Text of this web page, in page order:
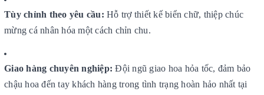
Tùy chỉnh theo yêu cầu: Hỗ trợ thiết kế biển chữ, thiệp chúc
mừng cá nhân hóa một cách chỉn chu.
Giao hàng chuyên nghiệp: Đội ngũ giao hoa hỏa tốc, đảm bảo
chậu hoa đến tay khách hàng trong tình trạng hoàn hảo nhất tại